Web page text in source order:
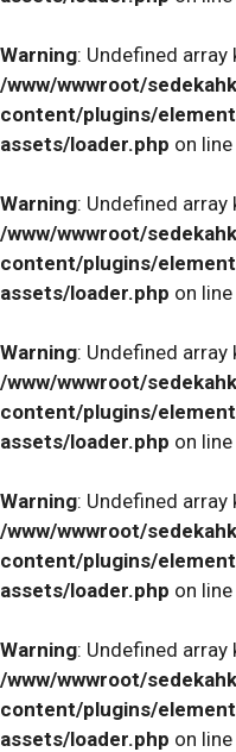
Warning: Undefined array
/www/wwwroot/
content/plugins/
assets/loader.php on line
Warning: Undefined array
/www/wwwroot/
content/plugins/
assets/loader.php on line
Warning: Undefined array
/www/wwwroot/
content/plugins/
assets/loader.php on line
Warning: Undefined array
/www/wwwroot/
content/plugins/
assets/loader.php on line
Warning: Undefined array
/www/wwwroot/
content/plugins/
assets/loader.php on line